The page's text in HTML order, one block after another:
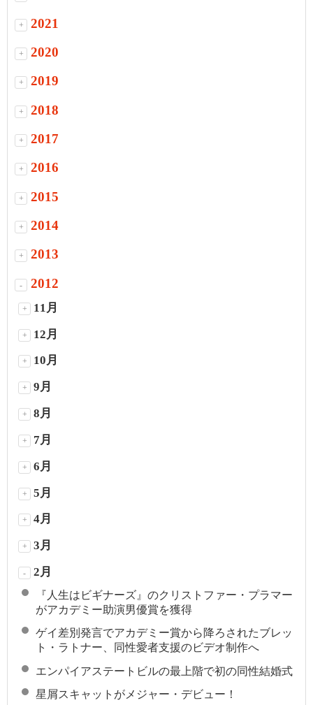
+ 2021
+ 2020
+ 2019
+ 2018
+ 2017
+ 2016
+ 2015
+ 2014
+ 2013
- 2012
+ 11月
+ 12月
+ 10月
+ 9月
+ 8月
+ 7月
+ 6月
+ 5月
+ 4月
+ 3月
- 2月
『人生はビギナーズ』のクリストファー・プラマー
がアカデミー助演男優賞を獲得
ゲイ差別発言でアカデミー賞から降ろされたブレッ
ト・ラトナー、同性愛者支援のビデオ制作へ
エンパイアステートビルの最上階で初の同性結婚式
星屑スキャットがメジャー・デビュー！